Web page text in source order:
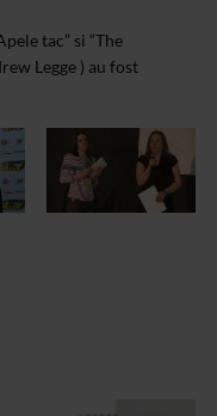
tac” si “The
Legge ) au fost